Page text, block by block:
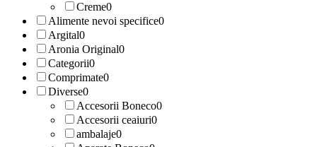
Creme0
Alimente nevoi specifice0
Argital0
Aronia Original0
Categorii0
Comprimate0
Diverse0
Accesorii Boneco0
Accesorii ceaiuri0
ambalaje0